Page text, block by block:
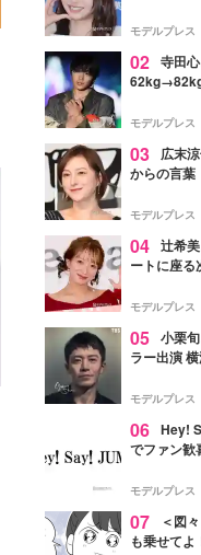
た。
モデルプレス
02 寺田
「かっこい
モデルプレス
03
広末
からの言葉
モデルプレス
04 辻希
ートに座る
ぎ」「成長
モデルプレス
05 小栗
ラー出演
モデルプレス
06 Hey!
でファン歓
モデルプレス
07
＜図
も乗せて